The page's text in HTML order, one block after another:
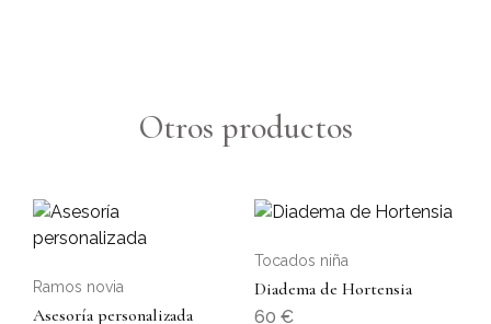
Otros productos
Ramos novia
Asesoría personalizada
Tocados niña
Diadema de Hortensia
60 €